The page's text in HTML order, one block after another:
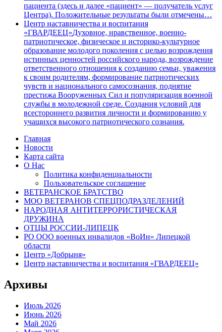
пациента (здесь и далее «пациент» — получатель услуг
Центра). Положительные результаты были отмечены…
Центр наставничества и воспитания
«ГВАРДЕЕЦ»Духовное, нравственное, военно-
патриотическое, физическое и историко-культурное
образование молодого поколения с целью возрождения
истинных ценностей российского народа, возрождение
ответственного отношения к созданию семьи, уважения
к своим родителям, формирование патриотических
чувств и национального самосознания, поднятие
престижа Вооруженных Сил и популяризация военной
службы в молодежной среде. Создания условий для
всестороннего развития личности и формированию у
учащихся высокого патриотического сознания.
Главная
Новости
Карта сайта
О Нас
Политика конфиденциальности
Пользовательское соглашение
ВЕТЕРАНСКОЕ БРАТСТВО
МОО ВЕТЕРАНОВ СПЕЦПОДРАЗДЕЛЕНИЙ
НАРОДНАЯ АНТИТЕРРОРИСТИЧЕСКАЯ
ДРУЖИНА
ОТЦЫ РОССИИ-ЛИПЕЦК
РО ООО военных инвалидов «ВоИн» Липецкой
области
Центр «Добрыня»
Центр наставничества и воспитания «ГВАРДЕЕЦ»
Архивы
Июль 2026
Июнь 2026
Май 2026